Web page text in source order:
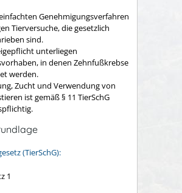
Genehmigungsverfahren
Tierversuche, die gesetzlich
sind.
unterliegen
in denen Zehnfußkrebse
werden.
Zucht und Verwendung von
ist gemäß § 11 TierSchG
(TierSchG):
1